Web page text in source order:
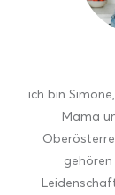
ich bin
Mama